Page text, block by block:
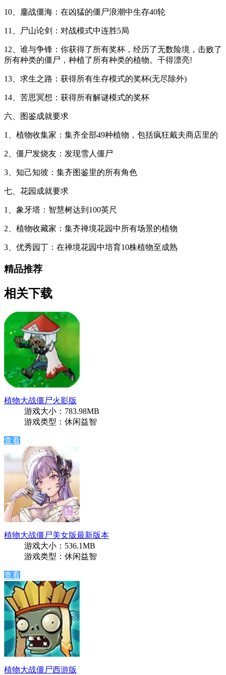
10、鏖战僵海：在凶猛的僵尸浪潮中生存40轮
11、尸山论剑：对战模式中连胜5局
12、谁与争锋：你获得了所有奖杯，经历了无数险境，击败了
所有种类的僵尸，种植了所有种类的植物。干得漂亮!
13、求生之路：获得所有生存模式的奖杯(无尽除外)
14、苦思冥想：获得所有解谜模式的奖杯
六、图鉴成就要求
1、植物收集家：集齐全部49种植物，包括疯狂戴夫商店里的
2、僵尸发烧友：发现雪人僵尸
3、知己知彼：集齐图鉴里的所有角色
七、花园成就要求
1、象牙塔：智慧树达到100英尺
2、植物收藏家：集齐禅境花园中所有场景的植物
3、优秀园丁：在禅境花园中培育10株植物至成熟
精品推荐
相关下载
植物大战僵尸火影版
游戏大小：783.98MB
游戏类型：休闲益智
查看
植物大战僵尸美女版最新版本
游戏大小：536.1MB
游戏类型：休闲益智
查看
植物大战僵尸西游版